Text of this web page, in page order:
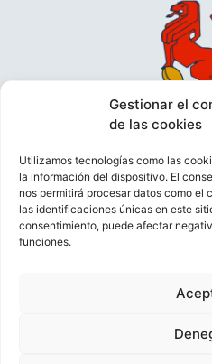
Gestionar el
de las cookies
Utilizamos tecnologías como las
la información del dispositivo. El
nos permitirá procesar datos como el
las identificaciones únicas en este
consentimiento, puede afectar
funciones.
VIDEOCONFERENCIAS